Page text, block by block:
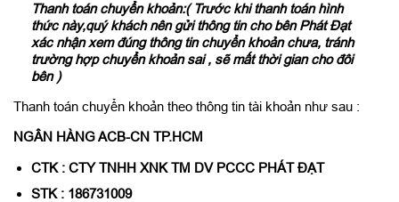
Thanh toán chuyển khoản:( Trước khi thanh toán hình
thức này,quý khách nên gửi thông tin cho bên Phát Đạt
xác nhận xem đúng thông tin chuyển khoản chưa, tránh
trường hợp chuyển khoản sai , sẽ mất thời gian cho đôi
bên )
Thanh toán chuyển khoản theo thông tin tài khoản như sau :
NGÂN HÀNG ACB-CN TP.HCM
CTK : CTY TNHH XNK TM DV PCCC PHÁT ĐẠT
STK : 186731009